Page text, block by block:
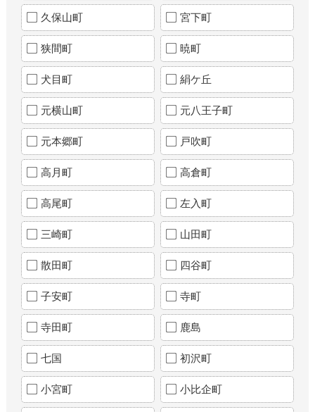
久保山町 宮下町
狭間町 暁町
犬目町 絹ケ丘
元横山町 元八王子町
元本郷町 戸吹町
高月町 高倉町
高尾町 左入町
三崎町 山田町
散田町 四谷町
子安町 寺町
寺田町 鹿島
七国 初沢町
小宮町 小比企町